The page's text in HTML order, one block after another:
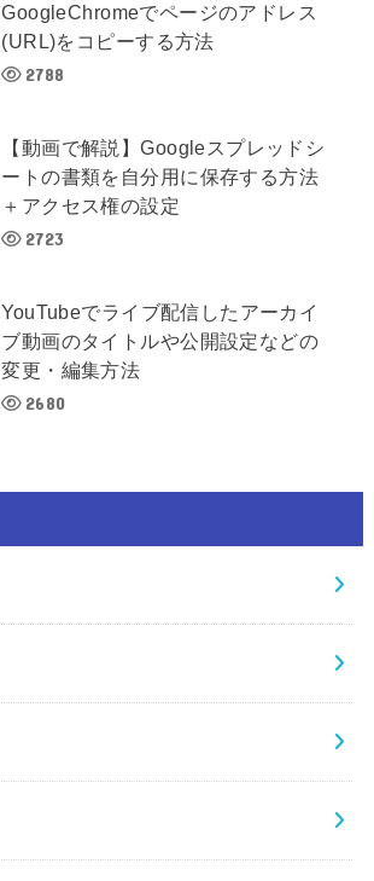
GoogleChromeでページのアドレス
(URL)をコピーする方法
2788
【動画で解説】Googleスプレッドシ
ートの書類を自分用に保存する方法
＋アクセス権の設定
2723
YouTubeでライブ配信したアーカイ
ブ動画のタイトルや公開設定などの
変更・編集方法
2680